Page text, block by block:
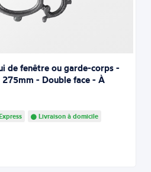
de fenêtre ou garde-corps -
- Double face - À
Livraison à domicile